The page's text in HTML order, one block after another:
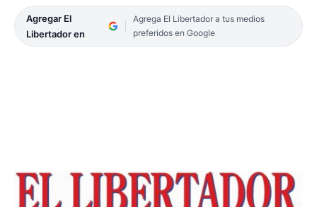
Agregar El
Libertador en
Agrega El Libertador a tus medios
preferidos en Google